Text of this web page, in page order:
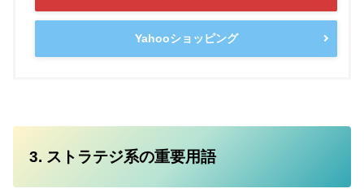
Yahooショッピング
3. ストラテジ系の重要用語